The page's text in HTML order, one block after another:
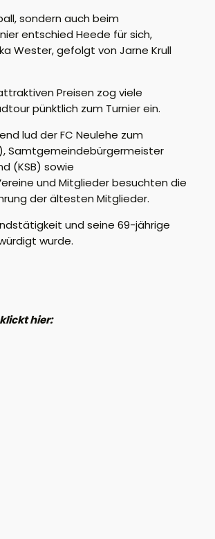
sondern auch beim
entschied Heede für sich,
Wester, gefolgt von Jarne Krull
Preisen zog viele
pünktlich zum Turnier ein.
lud der FC Neulehe zum
Samtgemeindebürgermeister
(KSB) sowie
und Mitglieder besuchten die
der ältesten Mitglieder.
und seine 69-jährige
wurde.
hier: